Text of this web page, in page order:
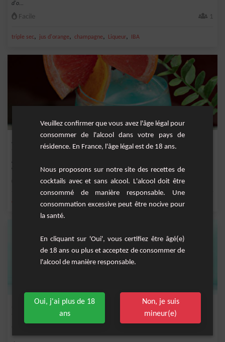
d'o...
Facile 1
triple sec, jus d'orange, champagne, Liqueur, IBA
Azur Bliss
Azur Bliss est un cocktail rafraîchissant à base de vodka, triple sec, curaçao bleu
et...
triple sec,vodka,curaçao bleu , jus de pamplemousse
Sangria Concombre
Veuillez confirmer que vous avez l'âge légal pour
consommer de l'alcool dans votre pays de
résidence. En France, l'âge légal est de 18 ans.
Nous proposons sur notre site des recettes de
cocktails avec et sans alcool. L'alcool doit être
consommé de manière responsable. Une
consommation excessive peut être nocive pour
la santé.
En cliquant sur 'Oui', vous certifiez être âgé(e)
de 18 ans ou plus et acceptez de consommer de
l'alcool de manière responsable.
Oui, j'ai plus de 18
ans
Non, je suis
mineur(e)